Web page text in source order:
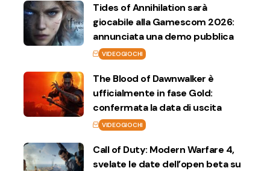
Tides of Annihilation sarà
giocabile alla Gamescom 2026:
annunciata una demo pubblica
VIDEOGIOCHI
The Blood of Dawnwalker è
ufficialmente in fase Gold:
confermata la data di uscita
VIDEOGIOCHI
Call of Duty: Modern Warfare 4,
svelate le date dell’open beta su